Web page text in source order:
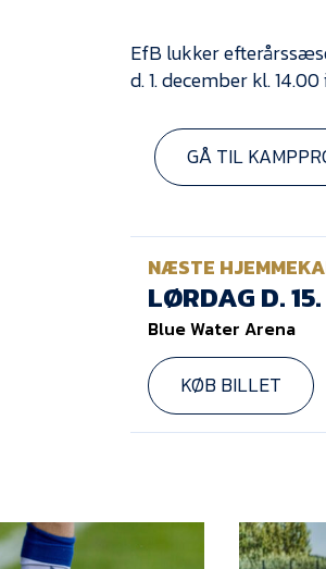
EfB lukker
d. 1. december kl.
GÅ TIL
NÆSTE
LØRDAG D.
Blue Water Arena
KØB BILLET